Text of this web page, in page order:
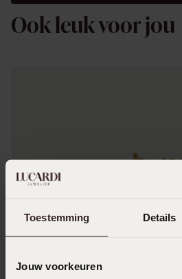
Toestemming Details
Jouw voorkeuren
Ook leuk voor jou